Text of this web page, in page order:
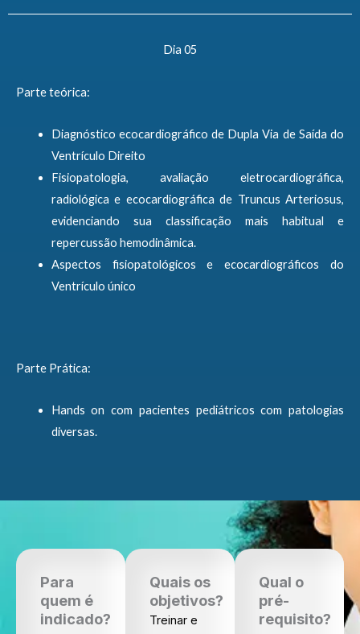
Dia 05
Parte teórica:
Diagnóstico ecocardiográfico de Dupla Via de Saída do
Ventrículo Direito
Fisiopatologia, avaliação eletrocardiográfica,
radiológica e ecocardiográfica de Truncus Arteriosus,
evidenciando sua classificação mais habitual e
repercussão hemodinâmica.
Aspectos fisiopatológicos e ecocardiográficos do
Ventrículo único
Parte Prática:
Hands on com pacientes pediátricos com patologias
diversas.
Para
quem é
indicado?
Quais os
objetivos?
Treinar e
Qual o
pré-
requisito?